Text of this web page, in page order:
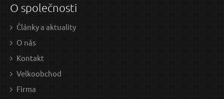
O společnosti
Články a aktuality
O nás
Kontakt
Velkoobchod
Firma